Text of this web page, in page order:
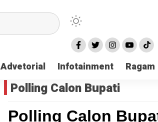
Advetorial Infotainment Ragam
Polling Calon Bupati